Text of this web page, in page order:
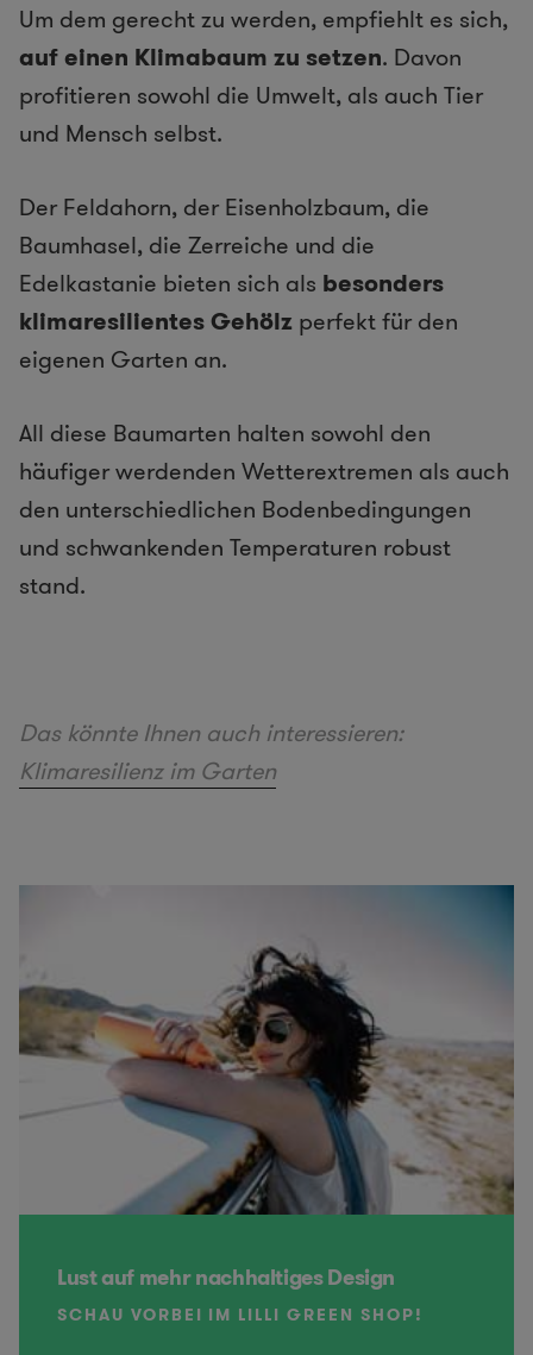
Um dem gerecht zu werden, empfiehlt es sich,
auf einen Klimabaum zu setzen. Davon
profitieren sowohl die Umwelt, als auch Tier
und Mensch selbst.
Der Feldahorn, der Eisenholzbaum, die
Baumhasel, die Zerreiche und die
Edelkastanie bieten sich als besonders
klimaresilientes Gehölz perfekt für den
eigenen Garten an.
All diese Baumarten halten sowohl den
häufiger werdenden Wetterextremen als auch
den unterschiedlichen Bodenbedingungen
und schwankenden Temperaturen robust
stand.
Das könnte Ihnen auch interessieren:
Klimaresilienz im Garten
Lust auf mehr nachhaltiges Design
SCHAU VORBEI IM LILLI GREEN SHOP!